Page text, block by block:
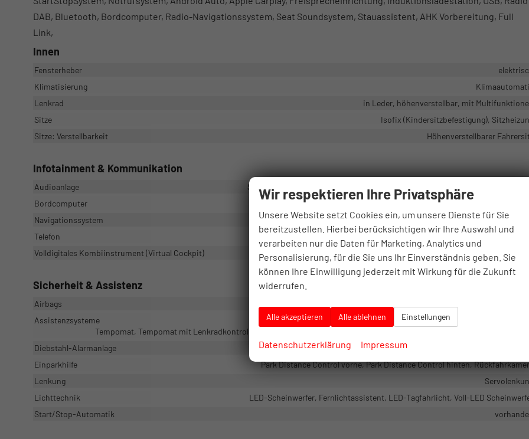
DAB, Bluetooth, Bordcomputer, Radio-Navigationssystem, Seat Soundsystem, Stauassistent, AHK Vorbereitung, Full
Link,
Innen
Fensterheber
Klimatisierung
Lenkrad
in Leder, höhenverstellbar, mit
Sitze
Isofix (Kindersitzbefestigung),
Sitze: Verstellbarkeit
Höhenverstellbarer
Infotainment & Kommunikation
Audioanlage
Soundsystem, Schnittstelle USB, Digitalradio DAB, Android Auto, Apple CarPlay
Bordcomputer
Navigationssystem
Navigation, Navigation per Audio
Telefon
Freisprecheinrichtung, Bluetooth, Induktionsladen für Smartphones
Volldigitales Kombiinstrument (Virtual Cockpit)
vorhanden
Sicherheit & Assistenz
Airbags
Assistenzsysteme
Tempomat, Tempomat mit Lenkradkontrolle, Abstandstempomat adaptiv (ACC), Verkehrzeichenerkennung, Notrufsystem
Diebstahl-Alarmanlage
Einparkhilfe
Park Distance Control vorne, Park Distance Control hinten,
Lenkung
Lichttechnik
LED-Scheinwerfer, Fernlichtassistent, LED-Tagfahrlicht, Voll-LED
Start/Stop-Automatik
Wir respektieren Ihre Privatsphäre
Unsere Website setzt Cookies ein, um unsere Dienste für Sie
bereitzustellen. Hierbei berücksichtigen wir Ihre Auswahl und
verarbeiten nur die Daten für Marketing, Analytics und
Personalisierung, für die Sie uns Ihr Einverständnis geben. Sie
können Ihre Einwilligung jederzeit mit Wirkung für die Zukunft
widerrufen.
Alle akzeptieren Alle ablehnen Einstellungen
Datenschutzerklärung Impressum